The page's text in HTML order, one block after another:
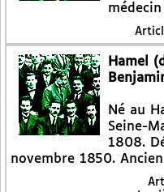
Hamel
Né au
Seine-
1808.
novembre 1850.